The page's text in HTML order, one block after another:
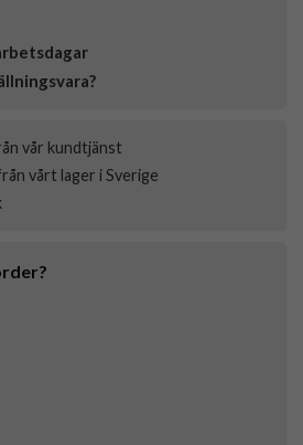
vår kundtjänst
vårt lager i Sverige